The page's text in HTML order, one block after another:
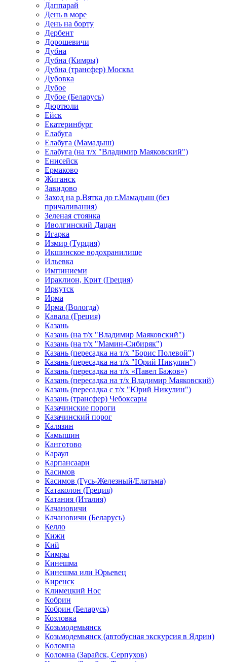
Даппарай
День в море
День на борту
Дербент
Дорошевичи
Дубна
Дубна (Кимры)
Дубна (трансфер) Москва
Дубовка
Дубое
Дубое (Беларусь)
Дюртюли
Ейск
Екатеринбург
Елабуга
Елабуга (Мамадыш)
Елабуга (на т/х "Владимир Маяковский")
Енисейск
Ермаково
Жиганск
Завидово
Заход на р.Вятка до г.Мамадыш (без
причаливания)
Зеленая стоянка
Иволгинский Дацан
Игарка
Измир (Турция)
Икшинское водохранилище
Ильевка
Импиниеми
Ираклион, Крит (Греция)
Иркутск
Ирма
Ирма (Вологда)
Кавала (Греция)
Казань
Казань (на т/х "Владимир Маяковский")
Казань (на т/х "Мамин-Сибиряк")
Казань (пересадка на т/х "Борис Полевой")
Казань (пересадка на т/х "Юрий Никулин")
Казань (пересадка на т/х «Павел Бажов»)
Казань (пересадка на т/х Владимир Маяковский)
Казань (пересадка с т/х "Юрий Никулин")
Казань (трансфер) Чебоксары
Казачинские пороги
Казачинский порог
Калязин
Камышин
Канготово
Караул
Карпансаари
Касимов
Касимов (Гусь-Железный/Елатьма)
Катаколон (Греция)
Катания (Италия)
Качановичи
Качановичи (Беларусь)
Келло
Кижи
Кий
Кимры
Кинешма
Кинешма или Юрьевец
Киренск
Климецкий Нос
Кобрин
Кобрин (Беларусь)
Козловка
Козьмодемьянск
Козьмодемьянск (автобусная экскурсия в Ядрин)
Коломна
Коломна (Зарайск, Серпухов)